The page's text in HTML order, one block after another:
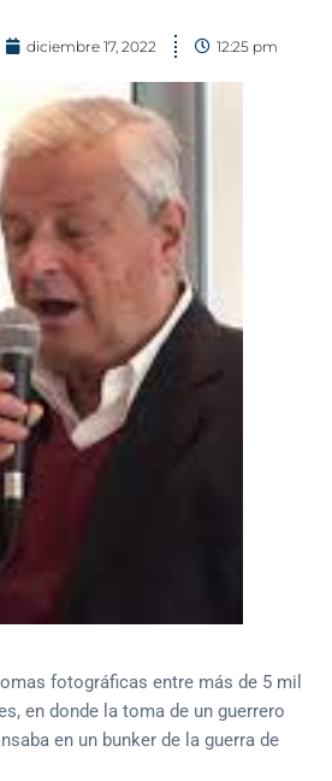
diciembre 17, 2022 12:25 pm
fotográficas entre más de 5 mil
en donde la toma de un guerrero
en un bunker de la guerra de